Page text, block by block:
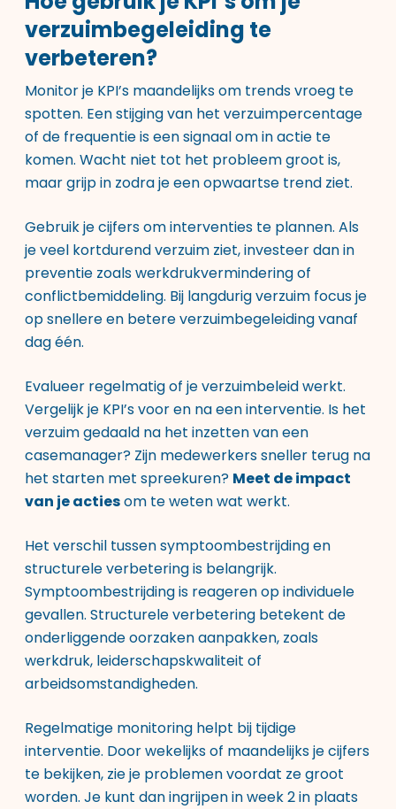
verzuimbegeleiding te
verbeteren?
Monitor je KPI’s maandelijks om trends vroeg te
spotten. Een stijging van het verzuimpercentage
of de frequentie is een signaal om in actie te
komen. Wacht niet tot het probleem groot is,
maar grijp in zodra je een opwaartse trend ziet.
Gebruik je cijfers om interventies te plannen. Als
je veel kortdurend verzuim ziet, investeer dan in
preventie zoals werkdrukvermindering of
conflictbemiddeling. Bij langdurig verzuim focus je
op snellere en betere verzuimbegeleiding vanaf
dag één.
Evalueer regelmatig of je verzuimbeleid werkt.
Vergelijk je KPI’s voor en na een interventie. Is het
verzuim gedaald na het inzetten van een
casemanager? Zijn medewerkers sneller terug na
het starten met spreekuren? Meet de impact
van je actiesom te weten wat werkt.
Het verschil tussen symptoombestrijding en
structurele verbetering is belangrijk.
Symptoombestrijding is reageren op individuele
gevallen. Structurele verbetering betekent de
onderliggende oorzaken aanpakken, zoals
werkdruk, leiderschapskwaliteit of
arbeidsomstandigheden.
Regelmatige monitoring helpt bij tijdige
interventie. Door wekelijks of maandelijks je cijfers
te bekijken, zie je problemen voordat ze groot
worden. Je kunt dan ingrijpen in week 2 in plaats